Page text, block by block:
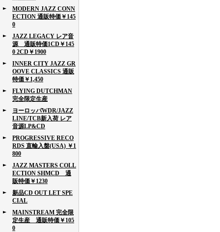
MODERN JAZZ CONN
ECTION 通販特価￥145
0
JAZZ LEGACY レア音
源 通販特価1CD￥145
0 2CD￥1900
INNER CITY JAZZ GR
OOVE CLASSICS 通販
特価￥1,450
FLYING DUTCHMAN
完全限定生産
ヨーロッパWDR/JAZZ
LINE/TCB新入荷 レア
音源LP&CD
PROGRESSIVE RECO
RDS 直輸入盤(USA) ￥1
800
JAZZ MASTERS COLL
ECTION SHMCD 通
販特価￥1230
新品CD OUT LET SPE
CIAL
MAINSTREAM 完全限
定生産 通販特価￥105
0